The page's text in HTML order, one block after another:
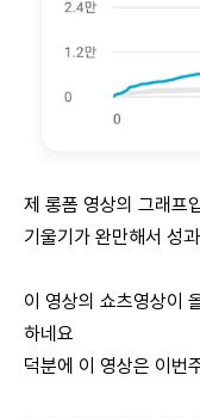
제 롱폼 영상의 그래프
기울기가 완만해서 성
이 영상의 쇼츠영상이
하네요
덕분에 이 영상은 이번